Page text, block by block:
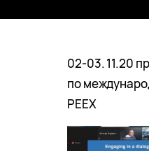
02-03. 11.20
по
PEEX